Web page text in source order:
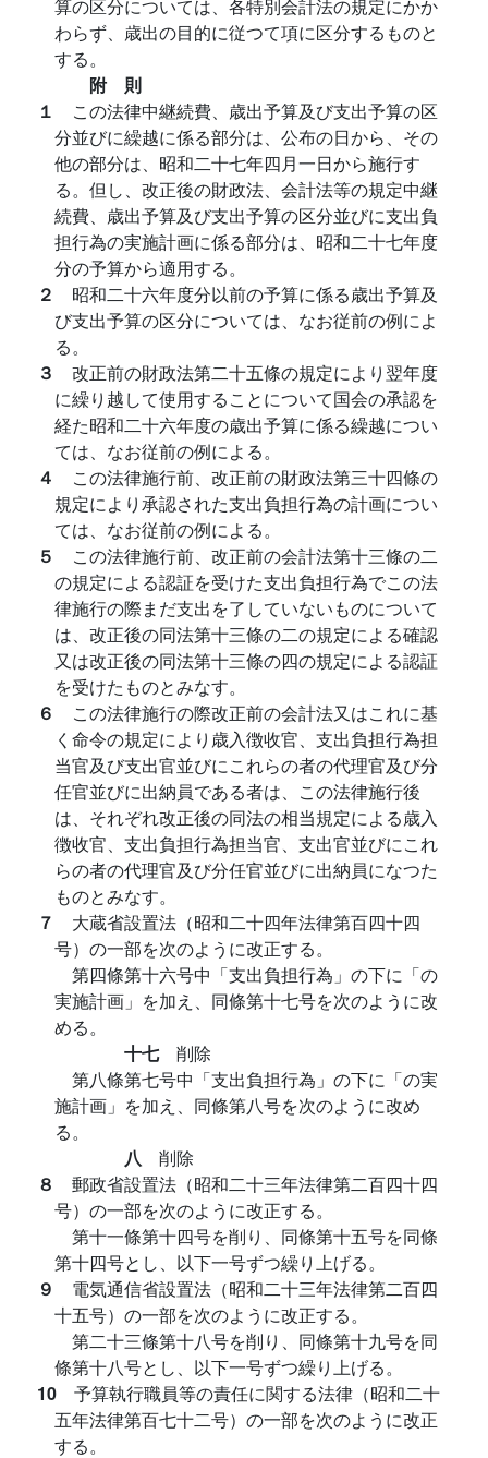
算の区分については、各特別会計法の規定にかか
わらず、歳出の目的に従つて項に区分するものと
する。
附 則
１ この法律中継続費、歳出予算及び支出予算の区
分並びに繰越に係る部分は、公布の日から、その
他の部分は、昭和二十七年四月一日から施行す
る。但し、改正後の財政法、会計法等の規定中継
続費、歳出予算及び支出予算の区分並びに支出負
担行為の実施計画に係る部分は、昭和二十七年度
分の予算から適用する。
２ 昭和二十六年度分以前の予算に係る歳出予算及
び支出予算の区分については、なお従前の例によ
る。
３ 改正前の財政法第二十五條の規定により翌年度
に繰り越して使用することについて国会の承認を
経た昭和二十六年度の歳出予算に係る繰越につい
ては、なお従前の例による。
４ この法律施行前、改正前の財政法第三十四條の
規定により承認された支出負担行為の計画につい
ては、なお従前の例による。
５ この法律施行前、改正前の会計法第十三條の二
の規定による認証を受けた支出負担行為でこの法
律施行の際まだ支出を了していないものについて
は、改正後の同法第十三條の二の規定による確認
又は改正後の同法第十三條の四の規定による認証
を受けたものとみなす。
６ この法律施行の際改正前の会計法又はこれに基
く命令の規定により歳入徴收官、支出負担行為担
当官及び支出官並びにこれらの者の代理官及び分
任官並びに出納員である者は、この法律施行後
は、それぞれ改正後の同法の相当規定による歳入
徴收官、支出負担行為担当官、支出官並びにこれ
らの者の代理官及び分任官並びに出納員になつた
ものとみなす。
７ 大蔵省設置法（昭和二十四年法律第百四十四
号）の一部を次のように改正する。
第四條第十六号中「支出負担行為」の下に「の
実施計画」を加え、同條第十七号を次のように改
める。
十七 削除
第八條第七号中「支出負担行為」の下に「の実
施計画」を加え、同條第八号を次のように改め
る。
八 削除
８ 郵政省設置法（昭和二十三年法律第二百四十四
号）の一部を次のように改正する。
第十一條第十四号を削り、同條第十五号を同條
第十四号とし、以下一号ずつ繰り上げる。
９ 電気通信省設置法（昭和二十三年法律第二百四
十五号）の一部を次のように改正する。
第二十三條第十八号を削り、同條第十九号を同
條第十八号とし、以下一号ずつ繰り上げる。
10 予算執行職員等の責任に関する法律（昭和二十
五年法律第百七十二号）の一部を次のように改正
する。